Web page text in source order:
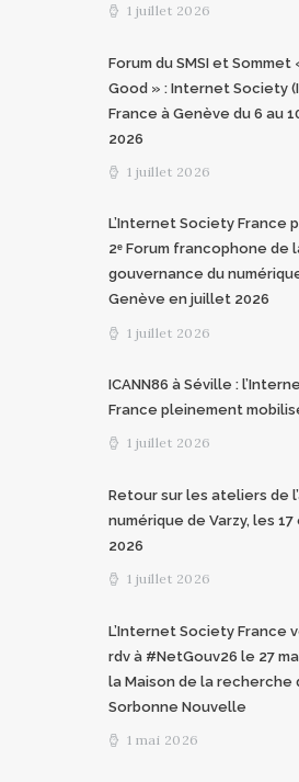
1 juillet 2026
Forum du SMSI et Sommet
Good » : Internet Society
France à Genève du 6 au
2026
1 juillet 2026
L’Internet Society France
2ᵉ Forum francophone de
gouvernance du
Genève en juillet 2026
1 juillet 2026
ICANN86 à Séville :
France pleinement
1 juillet 2026
Retour sur les ateliers de
numérique de Varzy, les
2026
1 juillet 2026
L’Internet Society France
rdv à #NetGouv26 le 27
la Maison de la recherche
Sorbonne Nouvelle
1 mai 2026